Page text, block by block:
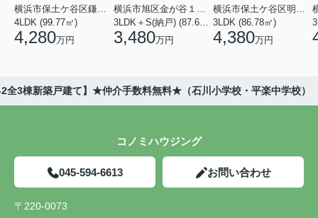
横浜市保土ケ谷区鎌谷町
4LDK (99.77㎡)
4,280万円
横浜市旭区金が谷１丁目
3LDK＋S(納戸) (87.61㎡)
3,480万円
横浜市保土ケ谷区明神台
3LDK (86.78㎡)
4,380万円
全3棟新築戸建て】★仲介手数料無料★（石川小学校・平楽中学校）
コノミハウジング
045-594-6613 お問い合わせ
〒220-0073